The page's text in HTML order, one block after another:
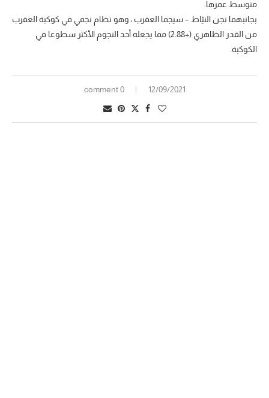
متوسط عمرها.
بجانبهما نجن النيّاط – سيجما العقرب ، وهو نظام نجمي في كوكبة العقرب
من القدر الظاهري (+2.88) مما يجعله أحد النجوم الأكثر سطوعا في
الكوكبة.
12/09/2021
0 comment